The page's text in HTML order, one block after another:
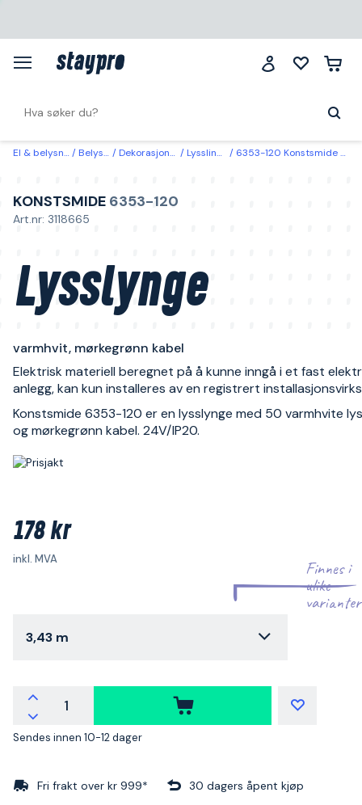
El & belysning Belysning Dekorasjonsbelysning Lysslinger & lysnett 6353-120 Konstsmide Lysslynge varmhvit, mørkegrønn kabel 3,43 m
KONSTSMIDE 6353-120
Art.nr: 3118665
Lysslynge
varmhvit, mørkegrønn kabel
Elektrisk materiell beregnet på å kunne inngå i et fast
anlegg, kan kun installeres av en registrert
Konstsmide 6353-120 er en lysslynge med 50 varmhvite
og mørkegrønn kabel. 24V/IP20.
178 kr
inkl. MVA
Finnes i
ulike
varianter
3,43 m
Sendes innen 10-12 dager
Fri frakt over kr 999* 30 dagers åpent kjøp